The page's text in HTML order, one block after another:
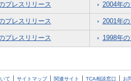
プレスリリース 2004年
プレスリリース 2001年
プレスリリース 1998年
て サイトマップ 関連サイト TCA相談窓口 お